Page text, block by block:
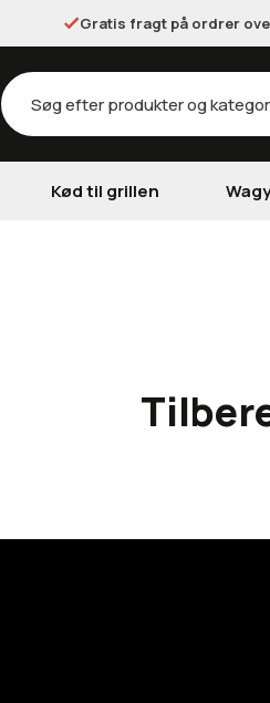
Gratis fragt på ordrer
Products
search
Kød til grillen